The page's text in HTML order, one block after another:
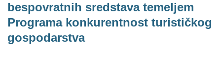
bespovratnih sredstava temeljem
Programa konkurentnost turističkog
gospodarstva